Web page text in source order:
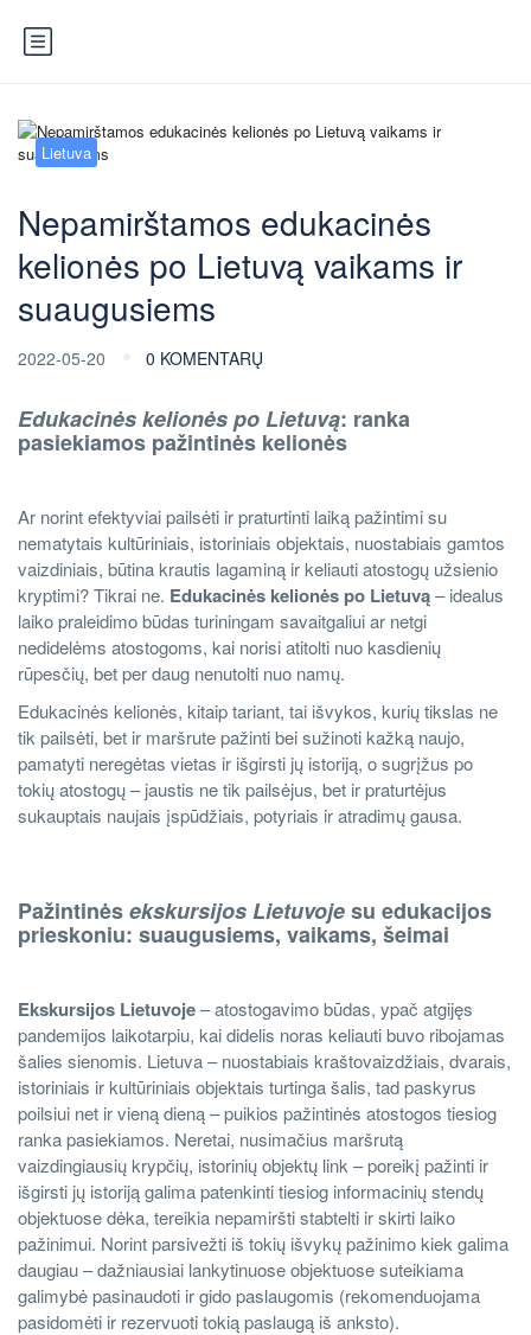
Lietuva
Nepamirštamos edukacinės
kelionės po Lietuvą vaikams ir
suaugusiems
2022-05-20 0 KOMENTARŲ
Edukacinės kelionės po Lietuvą: ranka
pasiekiamos pažintinės kelionės
Ar norint efektyviai pailsėti ir praturtinti laiką pažintimi su
nematytais kultūriniais, istoriniais objektais, nuostabiais gamtos
vaizdiniais, būtina krautis lagaminą ir keliauti atostogų užsienio
kryptimi? Tikrai ne. Edukacinės kelionės po Lietuvą– idealus
laiko praleidimo būdas turiningam savaitgaliui ar netgi
nedidelėms atostogoms, kai norisi atitolti nuo kasdienių
rūpesčių, bet per daug nenutolti nuo namų.
Edukacinės kelionės, kitaip tariant, tai išvykos, kurių tikslas ne
tik pailsėti, bet ir maršrute pažinti bei sužinoti kažką naujo,
pamatyti neregėtas vietas ir išgirsti jų istoriją, o sugrįžus po
tokių atostogų – jaustis ne tik pailsėjus, bet ir praturtėjus
sukauptais naujais įspūdžiais, potyriais ir atradimų gausa.
Pažintinėsekskursijos Lietuvojesu edukacijos
prieskoniu: suaugusiems, vaikams, šeimai
Ekskursijos Lietuvoje– atostogavimo būdas, ypač atgijęs
pandemijos laikotarpiu, kai didelis noras keliauti buvo ribojamas
šalies sienomis. Lietuva – nuostabiais kraštovaizdžiais, dvarais,
istoriniais ir kultūriniais objektais turtinga šalis, tad paskyrus
poilsiui net ir vieną dieną – puikios pažintinės atostogos tiesiog
ranka pasiekiamos. Neretai, nusimačius maršrutą
vaizdingiausių krypčių, istorinių objektų link – poreikį pažinti ir
išgirsti jų istoriją galima patenkinti tiesiog informacinių stendų
objektuose dėka, tereikia nepamiršti stabtelti ir skirti laiko
pažinimui. Norint parsivežti iš tokių išvykų pažinimo kiek galima
daugiau – dažniausiai lankytinuose objektuose suteikiama
galimybė pasinaudoti ir gido paslaugomis (rekomenduojama
pasidomėti ir rezervuoti tokią paslaugą iš anksto).